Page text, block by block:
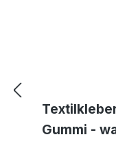
Gummi -